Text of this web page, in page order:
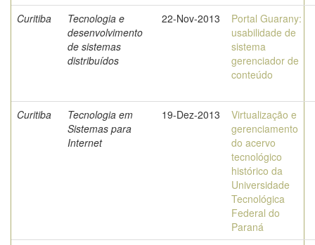
Curitiba
Tecnologia e
desenvolvimento
de sistemas
distribuídos
22-Nov-2013
Portal Guarany:
usabilidade de
sistema
gerenciador de
conteúdo
Curitiba
Tecnologia em
Sistemas para
Internet
19-Dez-2013
Virtualização e
gerenciamento
do acervo
tecnológico
histórico da
Universidade
Tecnológica
Federal do
Paraná